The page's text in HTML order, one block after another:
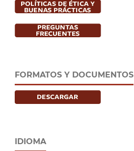
FORMATOS Y DOCUMENTOS
IDIOMA